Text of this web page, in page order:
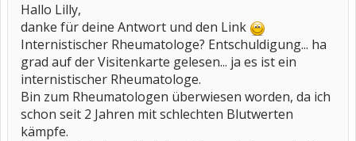
Hallo Lilly,
danke für deine Antwort und den Link
Internistischer Rheumatologe? Entschuldigung... ha
grad auf der Visitenkarte gelesen... ja es ist ein
internistischer Rheumatologe.
Bin zum Rheumatologen überwiesen worden, da ich
schon seit 2 Jahren mit schlechten Blutwerten
kämpfe.